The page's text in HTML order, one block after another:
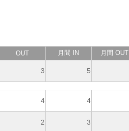
OUT 月間 IN 月間 OUT
3 5
4 4
2 3